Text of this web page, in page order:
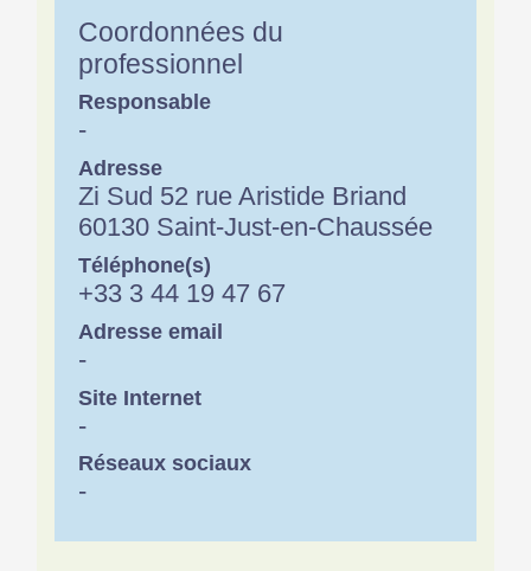
Coordonnées du
professionnel
Responsable
-
Adresse
Zi Sud 52 rue Aristide Briand
60130 Saint-Just-en-Chaussée
Téléphone(s)
+33 3 44 19 47 67
Adresse email
-
Site Internet
-
Réseaux sociaux
-